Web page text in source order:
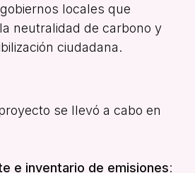
locales que
neutralidad de carbono y
ciudadana.
se llevó a cabo en
e inventario de emisiones: